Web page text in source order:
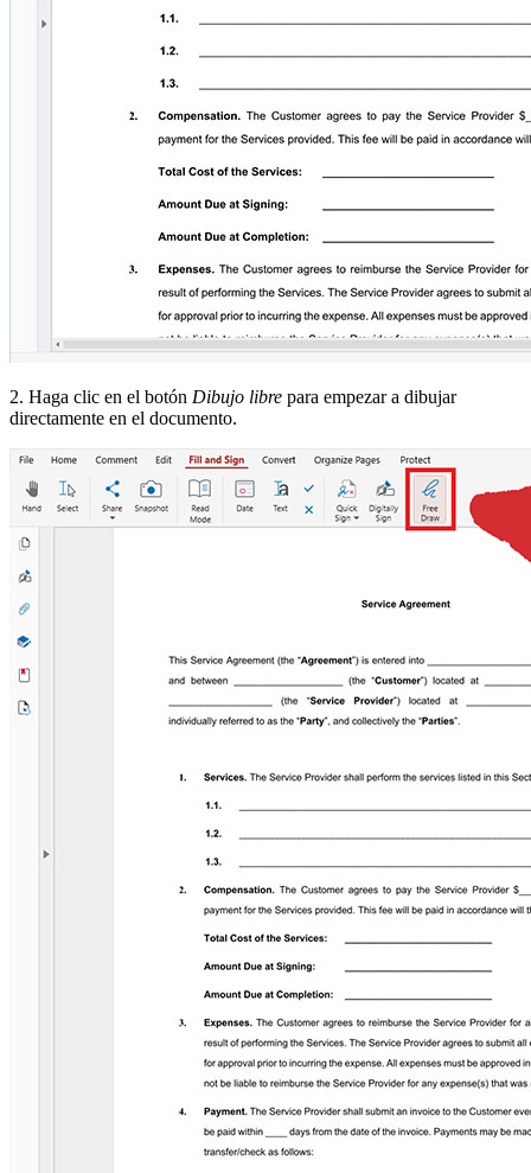
2. Haga clic en el botón Dibujo libre para empezar a dibujar
directamente en el documento.